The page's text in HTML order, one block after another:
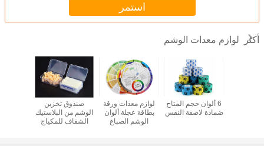
استمر
أكثر لوازم معدات الوشم
صندوق تخزين
الوشم من البلاستيك
الشفاف للمكياج
لوازم معدات ورقة
بطاقة عجلة ألوان
الوشم الصباغ
6 ألوان حجم المتاح
ضمادة لاصقة النفس